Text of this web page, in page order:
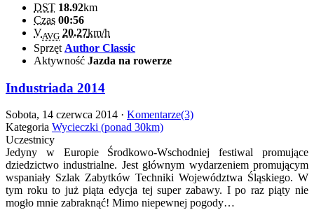
DST 18.92km
Czas 00:56
VAVG 20.27km/h
Sprzęt Author Classic
Aktywność Jazda na rowerze
Industriada 2014
Sobota, 14 czerwca 2014 · Komentarze(3)
Kategoria Wycieczki (ponad 30km)
Uczestnicy
Jedyny w Europie Środkowo-Wschodniej festiwal promujące
dziedzictwo industrialne. Jest głównym wydarzeniem promującym
wspaniały Szlak Zabytków Techniki Województwa Śląskiego. W
tym roku to już piąta edycja tej super zabawy. I po raz piąty nie
mogło mnie zabraknąć! Mimo niepewnej pogody…